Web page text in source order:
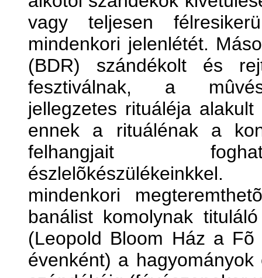
vagy teljesen
mindenkori jelenlétét.
(BDR) szándékolt és
fesztiválnak, a
jellegzetes rituáléja
ennek a rituálénak a
felhangjait
mindenkori
banálist komolynak
(Leopold Bloom Ház a
évenként) a